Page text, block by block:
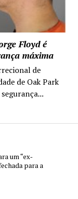
Floyd é
máxima
de
de Oak Park
um “ex-
para a